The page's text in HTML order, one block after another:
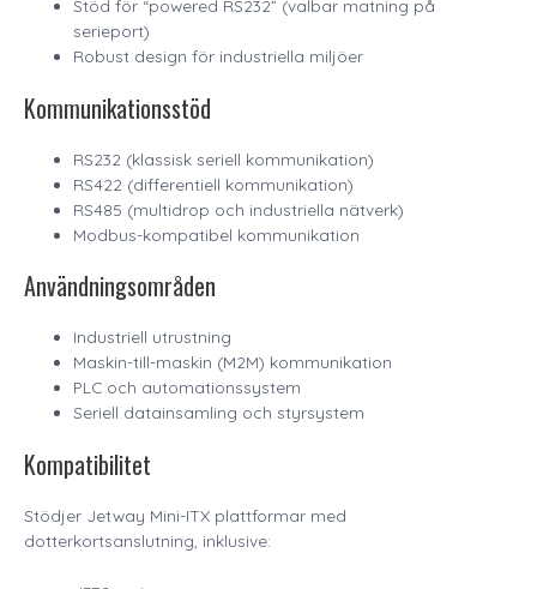
Stöd för “powered RS232” (valbar matning på
serieport)
Robust design för industriella miljöer
Kommunikationsstöd
RS232 (klassisk seriell kommunikation)
RS422 (differentiell kommunikation)
RS485 (multidrop och industriella nätverk)
Modbus-kompatibel kommunikation
Användningsområden
Industriell utrustning
Maskin-till-maskin (M2M) kommunikation
PLC och automationssystem
Seriell datainsamling och styrsystem
Kompatibilitet
Stödjer Jetway Mini-ITX plattformar med
dotterkortsanslutning, inklusive: